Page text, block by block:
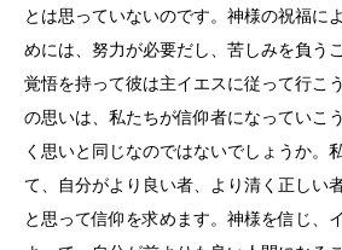
とは思っていないのです。神様の祝福に
めには、努力が必要だし、苦しみを負う
覚悟を持って彼は主イエスに従って行こ
の思いは、私たちが信仰者になっていこ
く思いと同じなのではないでしょうか。
て、自分がより良い者、より清く正しい
と思って信仰を求めます。神様を信じ、